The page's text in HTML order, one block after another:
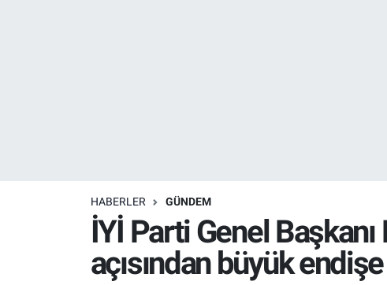
HABERLER GÜNDEM
İYİ Parti Genel
açısından büyük